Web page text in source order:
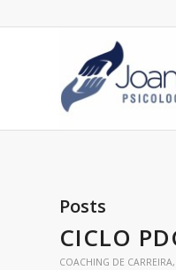
Posts
CICLO
COACHING DE CARREIRA,